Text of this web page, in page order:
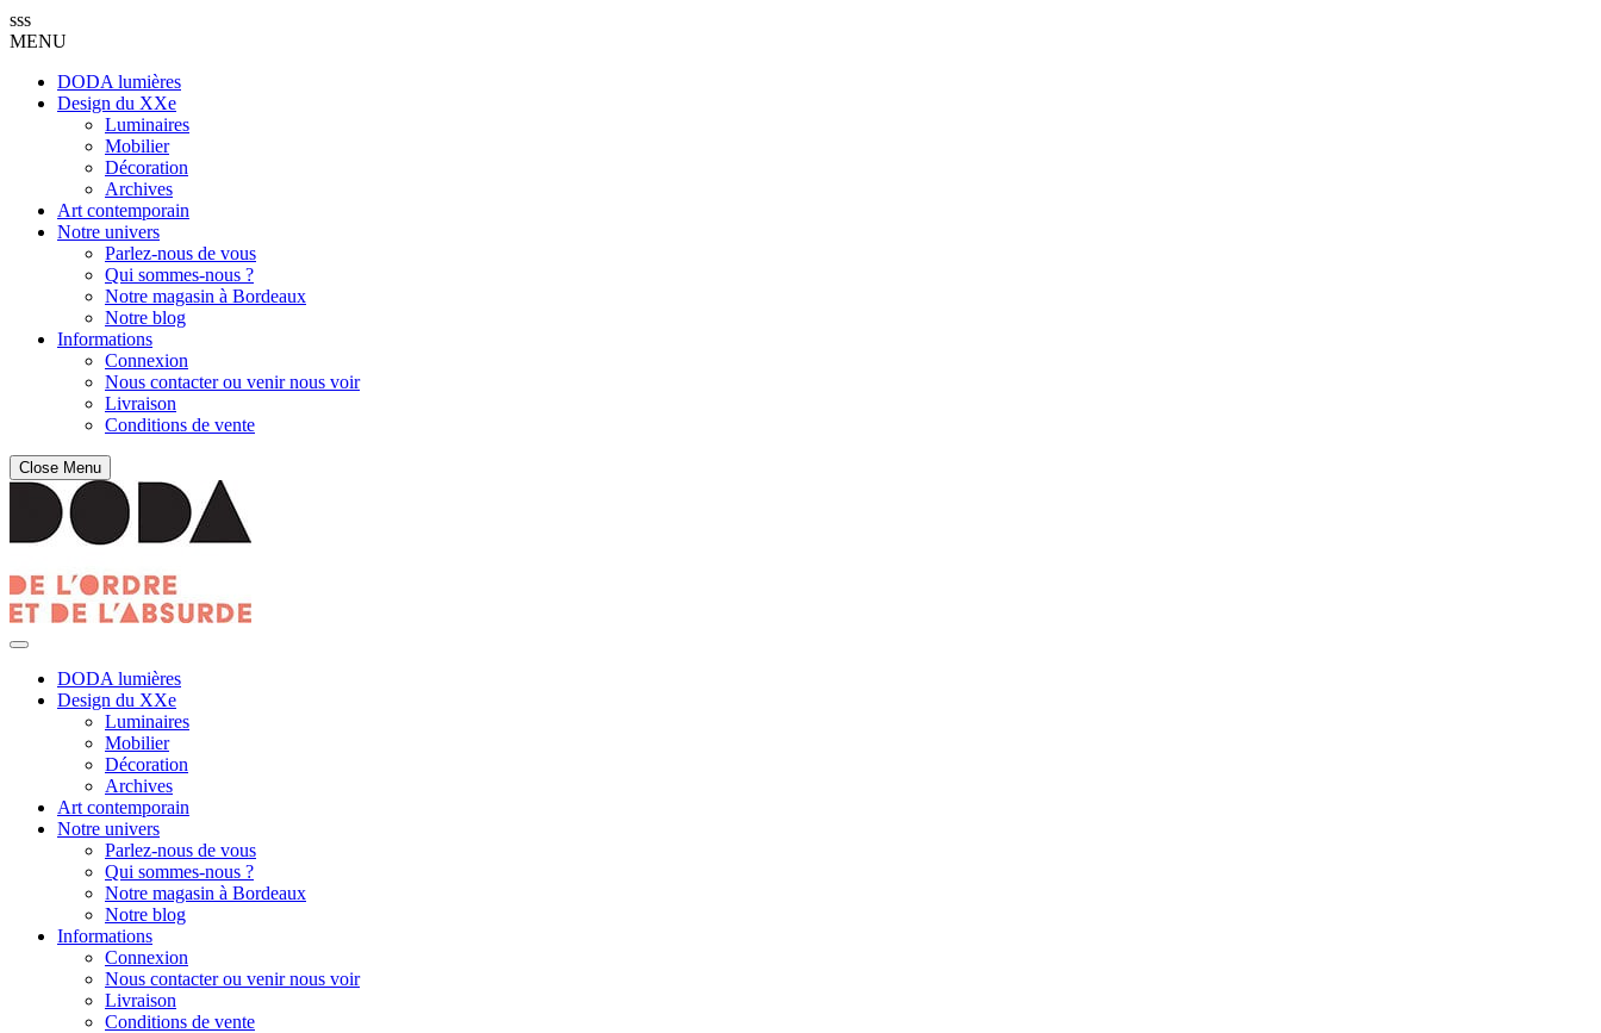
sss
MENU
DODA lumières
Design du XXe
Luminaires
Mobilier
Décoration
Archives
Art contemporain
Notre univers
Parlez-nous de vous
Qui sommes-nous ?
Notre magasin à Bordeaux
Notre blog
Informations
Connexion
Nous contacter ou venir nous voir
Livraison
Conditions de vente
Close Menu
DODA lumières
Design du XXe
Luminaires
Mobilier
Décoration
Archives
Art contemporain
Notre univers
Parlez-nous de vous
Qui sommes-nous ?
Notre magasin à Bordeaux
Notre blog
Informations
Connexion
Nous contacter ou venir nous voir
Livraison
Conditions de vente